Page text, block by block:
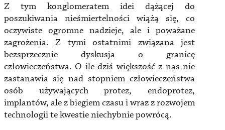
Z tym konglomeratem idei dążącej do
poszukiwania nieśmiertelności wiążą się, co
oczywiste ogromne nadzieje, ale i poważane
zagrożenia. Z tymi ostatnimi związana jest
bezsprzecznie dyskusja o granicę
człowieczeństwa. O ile dziś większość z nas nie
zastanawia się nad stopniem człowieczeństwa
osób używających protez, endoprotez,
implantów, ale z biegiem czasu i wraz z rozwojem
technologii te kwestie niechybnie powrócą.